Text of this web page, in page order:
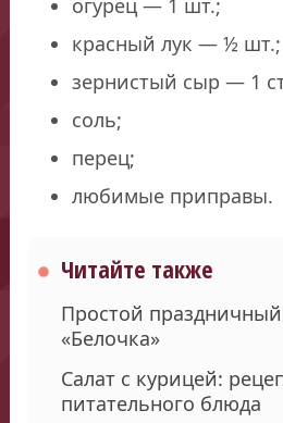
красный лук — ½ шт.;
зернистый сыр — 1
соль;
перец;
любимые приправы.
Читайте также
Простой праздничный
«Белочка»
Салат с курицей:
питательного блюда